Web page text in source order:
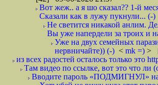
Вот жеж.. а я шо сказал?? 1-й
Сказали как в лужу пукнули... (-)
Не светится никакой анлим.
Вы уже напердели за троих и
Уже на двух семейных
нервничайте)) (-) < mk =) >
из всех радостей осталось только это
Там видео по ссылке, вот это что ли
Вводите пароль «ПОДМИГНУЛ» на